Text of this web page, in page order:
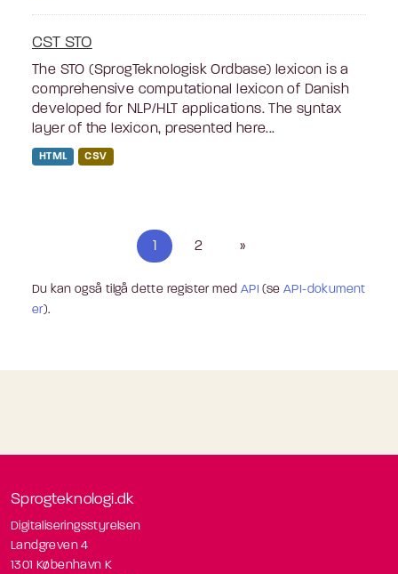
CST STO
The STO (SprogTeknologisk Ordbase) lexicon is a
comprehensive computational lexicon of Danish
developed for NLP/HLT applications. The syntax
layer of the lexicon, presented here...
HTML CSV
2 »
Du kan også tilgå dette register med API (seAPI-dokument
er).
Sprogteknologi.dk
Digitaliseringsstyrelsen
Landgreven 4
1301 København K